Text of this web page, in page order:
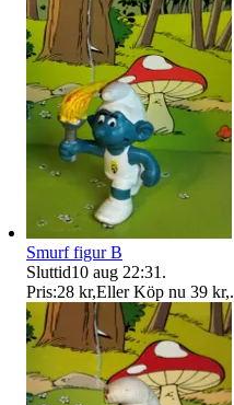
Smurf figur B
Sluttid10 aug 22:31 .
Pris:28 kr,Eller Köp nu 39 kr,.